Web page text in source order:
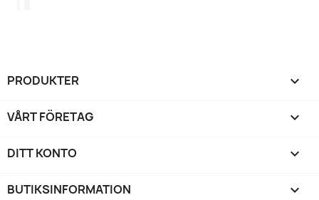
PRODUKTER 
VÅRT FÖRETAG 
DITT KONTO 
BUTIKSINFORMATION keyboard_arrow_down